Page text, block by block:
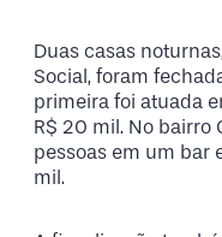
Duas casas
Social, foram
primeira foi atuada
R$ 20 mil. No bairro
pessoas em um bar
mil.